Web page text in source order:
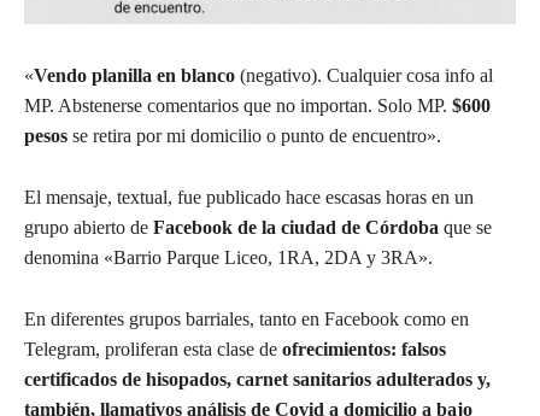
«Vendo planilla en blanco (negativo). Cualquier cosa info al
MP. Abstenerse comentarios que no importan. Solo MP. $600
pesos se retira por mi domicilio o punto de encuentro».
El mensaje, textual, fue publicado hace escasas horas en un
grupo abierto de Facebook de la ciudad de Córdoba que se
denomina «Barrio Parque Liceo, 1RA, 2DA y 3RA».
En diferentes grupos barriales, tanto en Facebook como en
Telegram, proliferan esta clase de ofrecimientos: falsos
certificados de hisopados, carnet sanitarios adulterados y,
también, llamativos análisis de Covid a domicilio a bajo